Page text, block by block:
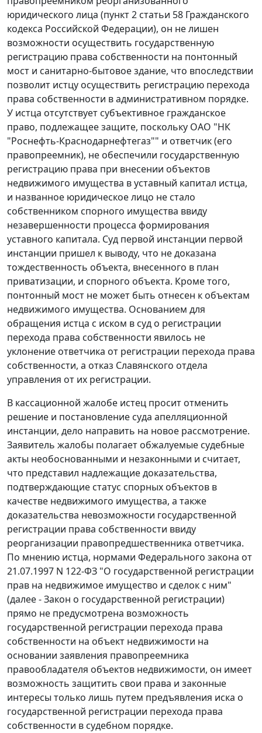
юридического лица (пункт 2 статьи 58 Гражданского
кодекса Российской Федерации), он не лишен
возможности осуществить государственную
регистрацию права собственности на понтонный
мост и санитарно-бытовое здание, что впоследствии
позволит истцу осуществить регистрацию перехода
права собственности в административном порядке.
У истца отсутствует субъективное гражданское
право, подлежащее защите, поскольку ОАО "НК
"Роснефть-Краснодарнефтегаз"" и ответчик (его
правопреемник), не обеспечили государственную
регистрацию права при внесении объектов
недвижимого имущества в уставный капитал истца,
и названное юридическое лицо не стало
собственником спорного имущества ввиду
незавершенности процесса формирования
уставного капитала. Суд первой инстанции первой
инстанции пришел к выводу, что не доказана
тождественность объекта, внесенного в план
приватизации, и спорного объекта. Кроме того,
понтонный мост не может быть отнесен к объектам
недвижимого имущества. Основанием для
обращения истца с иском в суд о регистрации
перехода права собственности явилось не
уклонение ответчика от регистрации перехода права
собственности, а отказ Славянского отдела
управления от их регистрации.
В кассационной жалобе истец просит отменить
решение и постановление суда апелляционной
инстанции, дело направить на новое рассмотрение.
Заявитель жалобы полагает обжалуемые судебные
акты необоснованными и незаконными и считает,
что представил надлежащие доказательства,
подтверждающие статус спорных объектов в
качестве недвижимого имущества, а также
доказательства невозможности государственной
регистрации права собственности ввиду
реорганизации правопредшественника ответчика.
По мнению истца, нормами Федерального закона от
21.07.1997 N 122-ФЗ "О государственной регистрации
прав на недвижимое имущество и сделок с ним"
(далее -Закон о государственной регистрации)
прямо не предусмотрена возможность
государственной регистрации перехода права
собственности на объект недвижимости на
основании заявления правопреемника
правообладателя объектов недвижимости, он имеет
возможность защитить свои права и законные
интересы только лишь путем предъявления иска о
государственной регистрации перехода права
собственности в судебном порядке.